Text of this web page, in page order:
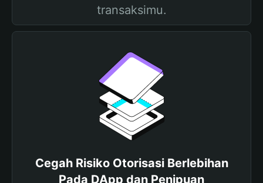
transaksimu.
Cegah Risiko Otorisasi Berlebihan
Pada DApp dan Penipuan